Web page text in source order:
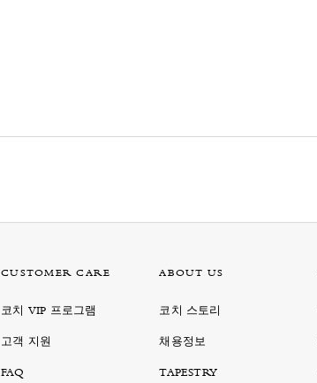
CUSTOMER CARE
코치 VIP 프로그램
고객 지원
FAQ
ABOUT US
코치 스토리
채용정보
TAPESTRY